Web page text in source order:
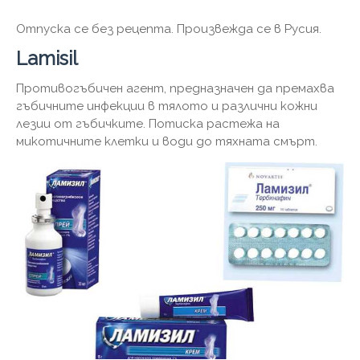
Отпуска се без рецепта. Произвежда се в Русия.
Lamisil
Противогъбичен агент, предназначен да премахва
гъбичните инфекции в тялото и различни кожни
лезии от гъбичките. Потиска растежа на
микотичните клетки и води до тяхната смърт.